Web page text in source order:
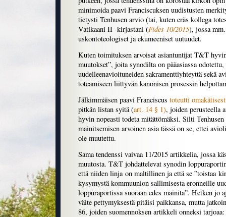
minimoida paavi Franciscuksen uudistusten
tietysti Tenhusen arvio (tai, kuten eräs kollega
Vatikaani II -kirjastani (Fides 10/2015), jossa
uskontoteologiset ja ekumeeniset uutuudet.
Kuten toimituksen arvoisat asiantuntijat T&T
muutokset”, joita synodilta on pääasiassa odotettu,
uudelleenavioituneiden sakramenttiyhteyttä sekä
toteamiseen liittyvän kanonisen prosessin
Jälkimmäisen paavi Franciscus toteutti
pitkän listan syitä (art. 14 § 1), joiden perusteella
hyvin nopeasti todeta mitättömäksi. Silti
mainitsemisen arvoinen asia tässä on se, ettei
ole muutettu.
Sama tendenssi vaivaa 11/2015 artikkelia, jossa
muutosta. T&T johdattelevat synodin
että niiden linja on maltillinen ja että se ”toistaa
kysymystä kommuunion sallimisesta eronneille
loppuraportissa suoraan edes mainita”. Hetken jo
väite pettymyksestä pitäisi paikkansa, mutta
86, joiden suomennoksen artikkeli onneksi tarjoaa: